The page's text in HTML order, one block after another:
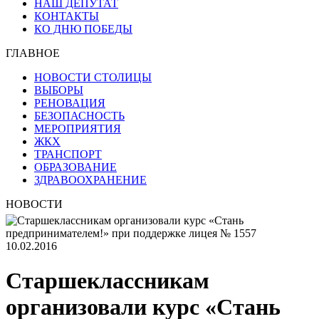
НАШ ДЕПУТАТ
КОНТАКТЫ
КО ДНЮ ПОБЕДЫ
ГЛАВНОЕ
НОВОСТИ СТОЛИЦЫ
ВЫБОРЫ
РЕНОВАЦИЯ
БЕЗОПАСНОСТЬ
МЕРОПРИЯТИЯ
ЖКХ
ТРАНСПОРТ
ОБРАЗОВАНИЕ
ЗДРАВООХРАНЕНИЕ
НОВОСТИ
10.02.2016
Старшеклассникам
организовали курс «Стань